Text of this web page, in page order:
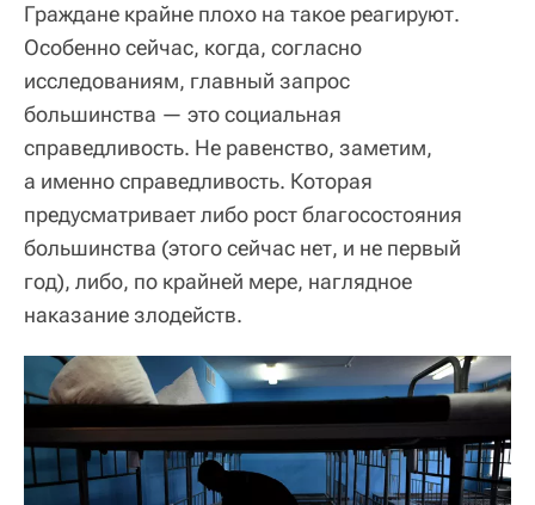
Граждане крайне плохо на такое реагируют.
Особенно сейчас, когда, согласно
исследованиям, главный запрос
большинства — это социальная
справедливость. Не равенство, заметим,
а именно справедливость. Которая
предусматривает либо рост благосостояния
большинства (этого сейчас нет, и не первый
год), либо, по крайней мере, наглядное
наказание злодейств.